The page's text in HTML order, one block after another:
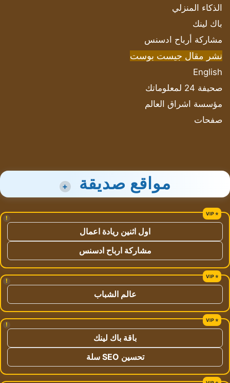
الذكاء المنزلي
باك لينك
مشاركة أرباح ادسنس
نشر مقال جيست بوست
English
صحيفة 24 لمعلوماتك
مؤسسة اشراق العالم
صفحات
مواقع صديقة +
!
اول اثنين ريادة اعمال
مشاركة ارباح ادسنس
!
عالم الشباب
!
باقة باك لينك
تحسين SEO سلة